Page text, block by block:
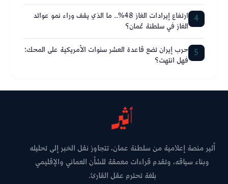
4 ارتفاع إيرادات الغاز 48%.. ما الذي يقف وراء نمو عوائد
الغاز في سلطنة عُمان؟
5 حرب إيران تضع قاعدة العشر سنوات الأمريكية على المحك؛
فهل انتهت؟
أثير منصة إعلامية من سلطنة عمان، تتجاوز نقل الخبر إلى تحليله
وبناء سياقه، وتقدم قراءات معمقة للشأن العماني والإقليمي
بلغة تحترم عقل القارئ.